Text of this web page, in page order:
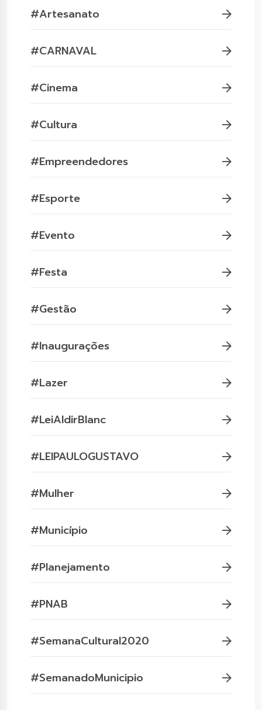
#Artesanato
#CARNAVAL
#Cinema
#Cultura
#Empreendedores
#Esporte
#Evento
#Festa
#Gestão
#Inaugurações
#Lazer
#LeiAldirBlanc
#LEIPAULOGUSTAVO
#Mulher
#Município
#Planejamento
#PNAB
#SemanaCultural2020
#SemanadoMunicipio